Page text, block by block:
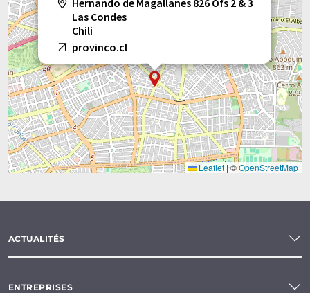
Hernando de Magallanes 826 Ofs 2 & 3
Las Condes
Chili
provinco.cl
Leaflet |©OpenStreetMap
ACTUALITÉS
ENTREPRISES